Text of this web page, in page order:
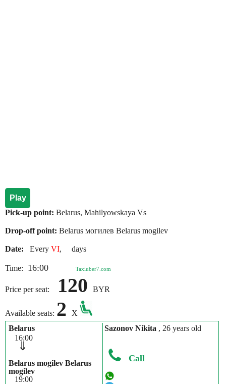
Play
Pick-up point: Belarus, Mahilyowskaya Vs
Drop-off point: Belarus могилев Belarus mogilev
Date: Every VI, days
Time: 16:00 Taxiuber7.com
Price per seat: 120 BYR
Available seats: 2
X
Belarus
16:00
⇓
Belarus mogilev Belarus
mogilev
19:00
Sazonov Nikita , 26 years old
Call